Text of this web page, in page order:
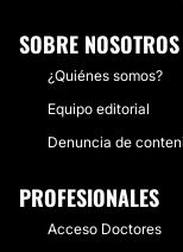
SOBRE NOSOTROS
¿Quiénes somos?
Equipo editorial
Denuncia de
PROFESIONALES
Acceso Doctores